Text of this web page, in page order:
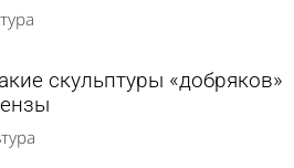
скульптуры «добряков»